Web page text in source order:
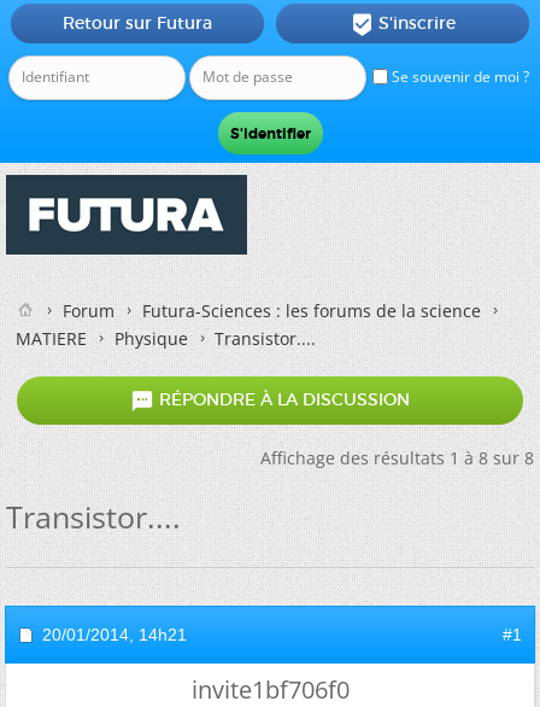
Se souvenir de moi ?
Retour sur Futura  S'inscrire
Forum
Futura-Sciences : les forums de la science
MATIERE
Physique Transistor....
 RÉPONDRE À LA DISCUSSION
Affichage des résultats 1 à 8 sur 8
Transistor....
20/01/2014, 14h21 #1
invite1bf706f0